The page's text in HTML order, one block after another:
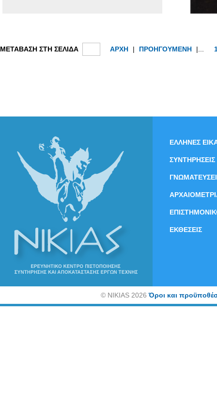
ΜΕΤΑΒΑΣΗ ΣΤΗ ΣΕΛΙΔΑ ΑΡΧΗ | ΠΡΟΗΓΟΥΜΕΝΗ |...
ΕΛΛΗΝΕΣ
ΣΥΝΤΗΡΗΣΕΙΣ
ΕΚΘΕΣΕΙΣ
©NIKIAS 2026Όροι και